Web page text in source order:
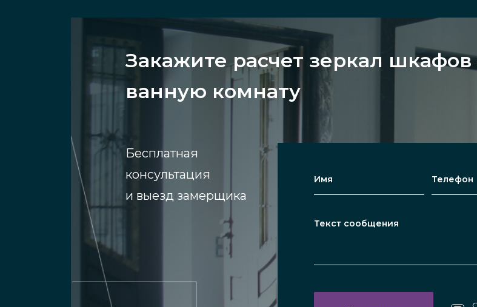
Закажите расчет зеркал шкафов
ванную комнату
Бесплатная
консультация
и выезд замерщика